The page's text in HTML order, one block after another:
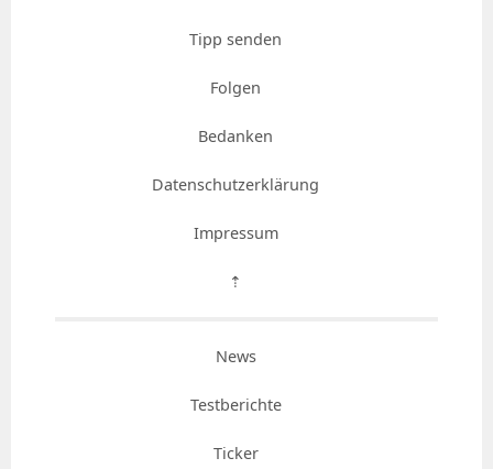
Tipp senden
Folgen
Bedanken
Datenschutzerklärung
Impressum
⇡
News
Testberichte
Ticker